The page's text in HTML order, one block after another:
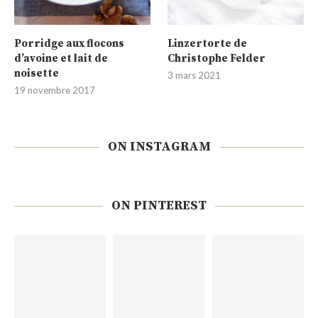
Porridge aux flocons
d’avoine et lait de
noisette
19 novembre 2017
Linzertorte de
Christophe Felder
3 mars 2021
ON INSTAGRAM
ON PINTEREST